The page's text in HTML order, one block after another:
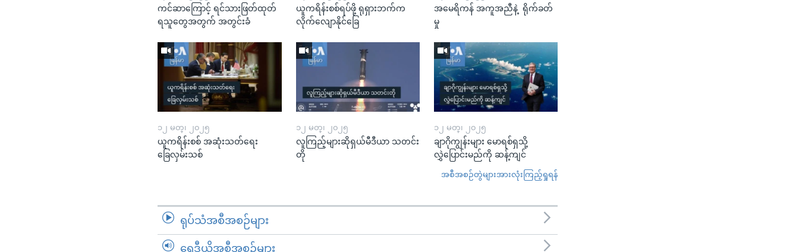
ကင်ဆာကြောင့် ရင်သားဖြတ်ထုတ်
ရသူတွေအတွက် အတွင်းခံ
ယူကရိန်းစစ်ရပ်ဖို့ ရုရှားဘက်က
လိုက်လျောနိုင်ခြေ
အမေရိကန် အကူအညီနဲ့ ရိုက်ခတ်
မှု
၁၂ မတ္၊ ၂၀၂၅
ယူကရိန်းစစ် အဆုံးသတ်ရေး
ခြေလှမ်းသစ်
၁၂ မတ္၊ ၂၀၂၅
လူကြည့်များဆိုရှယ်မီဒီယာ သတင်း
တို
၁၂ မတ္၊ ၂၀၂၅
ချာဂိုကျွန်းများ မောရစ်ရှသို့
လွှဲပြောင်းမည်ကို ဆန့်ကျင်
အစီအစဉ်တွဲများအားလုံးကြည့်ရှုရန်
ရုပ်သံအစီအစဉ်များ
ရေဒီယိုအစီအစဉ်များ